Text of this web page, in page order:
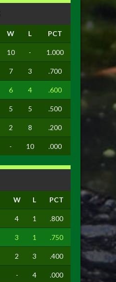
W L PCT
10 - 1.000
7 3 .700
6 4 .600
5 5 .500
2 8 .200
- 10 .000
W L PCT
4 1 .800
3 1 .750
2 3 .400
- 4 .000